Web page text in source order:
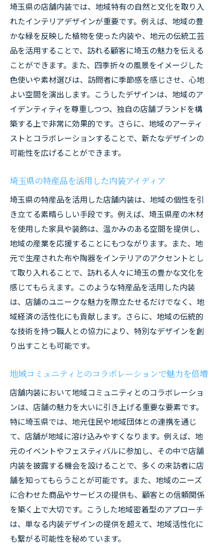
自然素材を使った埼玉県の店舗内装が注目され
る理由
持続可能なデザインの重要性と地元材料の
活用
自然素材がもたらすリラックス効果
埼玉県の自然を感じるための素材選び
地域に根ざしたエシカルデザインの提案
自然素材を活かした心地よい店舗空間の実
現
森林資源を活用したクリエイティブな内装
埼玉県ならではの店舗内装でビジネスを成功に
導くヒント
地域特性を活かした差別化戦略
埼玉の自然と調和するデザインコンセプト
地元住民の心を掴む店舗づくりの秘訣
埼玉の人気スポットを意識したインテリア
観光客を魅了する埼玉県の店舗内装
地域ブランディングを強化する内装デザイ
ン
店舗内装に埼玉県の文化を取り入れるメリット
とは
埼玉の伝統工芸を活かしたデザイン提案
文化体験を提供するユニークな空間づくり
地域イベントと連携した内装の活用法
埼玉の祭りをテーマにした内装アイディア
地元アーティストとのコラボレーションで
生まれる新しい価値
地元アートが彩る埼玉県の店舗内装デザインの
魅力
アート作品を活用した店舗内装の効果
地域アーティストを支援するインテリアデ
ザイン
埼玉県の店舗内装では、地域特有の自然と文化を取り入
れたインテリアデザインが重要です。例えば、地域の豊
かな緑を反映した植物を使った内装や、地元の伝統工芸
品を活用することで、訪れる顧客に埼玉の魅力を伝える
ことができます。また、四季折々の風景をイメージした
色使いや素材選びは、訪問者に季節感を感じさせ、心地
よい空間を演出します。こうしたデザインは、地域のア
イデンティティを尊重しつつ、独自の店舗ブランドを構
築する上で非常に効果的です。さらに、地域のアーティ
ストとコラボレーションすることで、新たなデザインの
可能性を広げることができます。
埼玉県の特産品を活用した内装アイディア
埼玉県の特産品を活用した店舗内装は、地域の個性を引
き立てる素晴らしい手段です。例えば、埼玉県産の木材
を使用した家具や装飾は、温かみのある空間を提供し、
地域の産業を応援することにもつながります。また、地
元で生産された布や陶器をインテリアのアクセントとし
て取り入れることで、訪れる人々に埼玉の豊かな文化を
感じてもらえます。このような特産品を活用した内装
は、店舗のユニークな魅力を際立たせるだけでなく、地
域経済の活性化にも貢献します。さらに、地域の伝統的
な技術を持つ職人との協力により、特別なデザインを創
り出すことも可能です。
地域コミュニティとのコラボレーションで魅力を倍増
店舗内装において地域コミュニティとのコラボレーショ
ンは、店舗の魅力を大いに引き上げる重要な要素です。
特に埼玉県では、地元住民や地域団体との連携を通じ
て、店舗が地域に溶け込みやすくなります。例えば、地
元のイベントやフェスティバルに参加し、その中で店舗
内装を披露する機会を設けることで、多くの来訪者に店
舗を知ってもらうことが可能です。また、地域のニーズ
に合わせた商品やサービスの提供も、顧客との信頼関係
を築く上で大切です。こうした地域密着型のアプローチ
は、単なる内装デザインの提供を超えて、地域活性化に
も繋がる可能性を秘めています。